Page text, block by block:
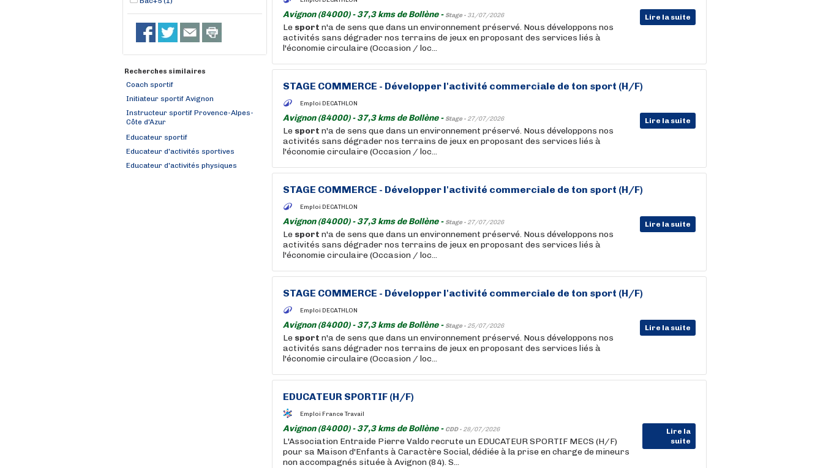
Recherches similaires
Coach sportif
Initiateur sportif Avignon
Instructeur sportif Provence-Alpes-
Côte d'Azur
Educateur sportif
Educateur d'activités sportives
Educateur d'activités physiques
Avignon (84000) - 37,3 kms de Bollène - Stage - 31/07/2026 Lire la suite
Le sport n'a de sens que dans un environnement préservé. Nous développons nos
activités sans dégrader nos terrains de jeux en proposant des services liés à
l'économie circulaire (Occasion / loc...
STAGE COMMERCE - Développer l'activité commerciale de ton sport (H/F)
Emploi DECATHLON
Avignon (84000) - 37,3 kms de Bollène - Stage - 27/07/2026 Lire la suite
Le sport n'a de sens que dans un environnement préservé. Nous développons nos
activités sans dégrader nos terrains de jeux en proposant des services liés à
l'économie circulaire (Occasion / loc...
STAGE COMMERCE - Développer l'activité commerciale de ton sport (H/F)
Emploi DECATHLON
Avignon (84000) - 37,3 kms de Bollène - Stage - 27/07/2026 Lire la suite
Le sport n'a de sens que dans un environnement préservé. Nous développons nos
activités sans dégrader nos terrains de jeux en proposant des services liés à
l'économie circulaire (Occasion / loc...
STAGE COMMERCE - Développer l'activité commerciale de ton sport (H/F)
Emploi DECATHLON
Avignon (84000) - 37,3 kms de Bollène - Stage - 25/07/2026 Lire la suite
Le sport n'a de sens que dans un environnement préservé. Nous développons nos
activités sans dégrader nos terrains de jeux en proposant des services liés à
l'économie circulaire (Occasion / loc...
EDUCATEUR SPORTIF (H/F)
Emploi France Travail
Avignon (84000) - 37,3 kms de Bollène - CDD - 28/07/2026
Lire la
suite
L'Association Entraide Pierre Valdo recrute un EDUCATEUR SPORTIF MECS (H/F)
pour sa Maison d'Enfants à Caractère Social, dédiée à la prise en charge de mineurs
non accompagnés située à Avignon (84). S...